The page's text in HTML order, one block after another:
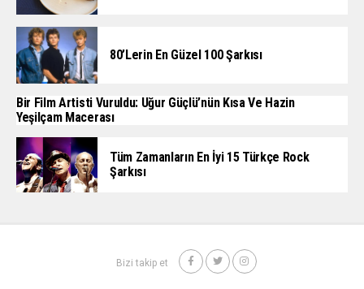
80’lerin En Güzel 100 Şarkısı
Bir Film Artisti Vuruldu: Uğur Güçlü’nün Kısa Ve Hazin
Yeşilçam Macerası
Tüm Zamanların En İyi 15 Türkçe Rock
Şarkısı
Bizi takip et